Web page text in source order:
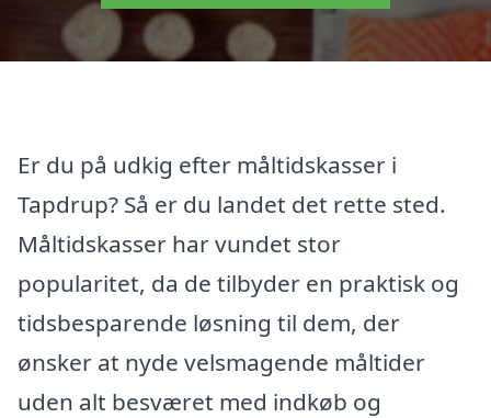
Er du på udkig efter måltidskasser i
Tapdrup? Så er du landet det rette sted.
Måltidskasser har vundet stor
popularitet, da de tilbyder en praktisk og
tidsbesparende løsning til dem, der
ønsker at nyde velsmagende måltider
uden alt besværet med indkøb og